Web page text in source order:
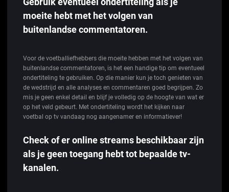
moeite hebt met het volgen van
buitenlandse commentatoren.
Voor de voetballiefhebbers die moeite hebben met het volgen van
buitenlandse commentatoren, is het een handige tip om eventueel
ondertiteling te gebruiken. Op die manier kun je toch genieten van
de wedstrijd en alle analyses en commentaren goed begrijpen. Zo
mis je geen enkel detail en blijf je volledig op de hoogte van wat er
op het veld gebeurt. Met ondertiteling wordt het kijken naar
voetbal op tv vandaag nog aangenamer en informatiever!
Check of er online streams beschikbaar zijn
als je geen toegang hebt tot bepaalde tv-
kanalen.